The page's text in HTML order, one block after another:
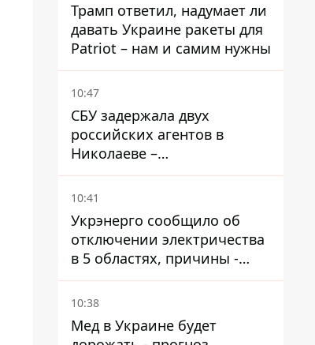
Трамп ответил, надумает ли
давать Украине ракеты для
Patriot – нам и самим нужны
10:47
СБУ задержала двух
российских агентов в
Николаеве –
корректировали удары по
городу
10:41
Укрэнерго сообщило об
отключении электричества
в 5 областях, причины -
обстрелы и жара
10:38
Мед в Украине будет